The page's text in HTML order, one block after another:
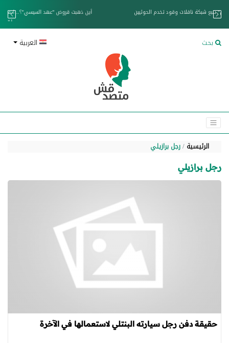
خزان عائم.. "متصدقش" تتبع شبكة ناقلات وقود تخدم الحوثيين
بحث العربية
الرئيسية رجل برازيلي
رجل برازيلي
حقيقة دفن رجل سيارته البنتلي لاستعمالها في الآخرة